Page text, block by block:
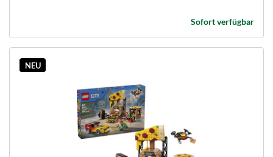
Sofort verfügbar
NEU